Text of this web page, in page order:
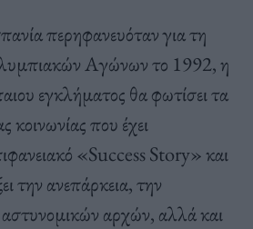
περηφανευόταν για τη
Αγώνων το 1992, η
εγκλήματος θα φωτίσει τα
κοινωνίας που έχει
«Success Story» και
την ανεπάρκεια, την
αρχών, αλλά και